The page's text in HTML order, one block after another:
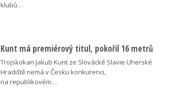
klubů…
Kunt má premiérový titul, pokořil 16 metrů
Trojskokan Jakub Kunt ze Slovácké Slavie Uherské
Hradiště nemá v Česku konkurenci,
na republikovém…